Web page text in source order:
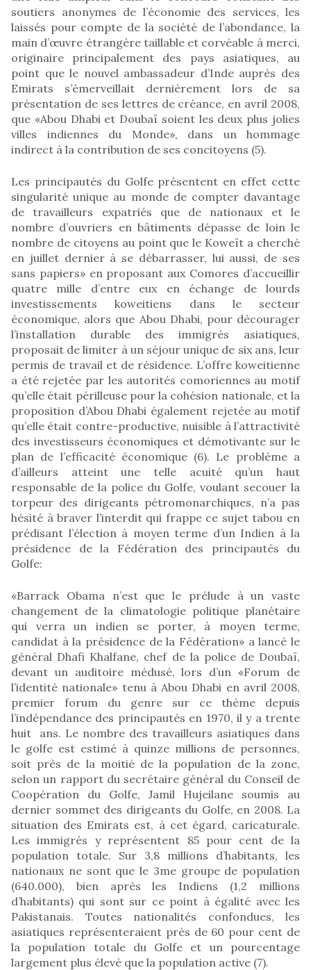
soutiers anonymes de l’économie des services, les
laissés pour compte de la société de l’abondance, la
main d’œuvre étrangère taillable et corvéable à merci,
originaire principalement des pays asiatiques, au
point que le nouvel ambassadeur d’Inde auprès des
Emirats s’émerveillait dernièrement lors de sa
présentation de ses lettres de créance, en avril 2008,
que «Abou Dhabi et Doubaï soient les deux plus jolies
villes indiennes du Monde», dans un hommage
indirect à la contribution de ses concitoyens (5).
Les principautés du Golfe présentent en effet cette
singularité unique au monde de compter davantage
de travailleurs expatriés que de nationaux et le
nombre d’ouvriers en bâtiments dépasse de loin le
nombre de citoyens au point que le Koweït a cherché
en juillet dernier à se débarrasser, lui aussi, de ses
sans papiers» en proposant aux Comores d’accueillir
quatre mille d’entre eux en échange de lourds
investissements koweitiens dans le secteur
économique, alors que Abou Dhabi, pour décourager
l’installation durable des immigrés asiatiques,
proposait de limiter à un séjour unique de six ans, leur
permis de travail et de résidence. L’offre koweitienne
a été rejetée par les autorités comoriennes au motif
qu’elle était périlleuse pour la cohésion nationale, et la
proposition d’Abou Dhabi également rejetée au motif
qu’elle était contre-productive, nuisible à l’attractivité
des investisseurs économiques et démotivante sur le
plan de l’efficacité économique (6). Le problème a
d’ailleurs atteint une telle acuité qu’un haut
responsable de la police du Golfe, voulant secouer la
torpeur des dirigeants pétromonarchiques, n’a pas
hésité à braver l’interdit qui frappe ce sujet tabou en
prédisant l’élection à moyen terme d’un Indien à la
présidence de la Fédération des principautés du
Golfe:
«Barrack Obama n’est que le prélude à un vaste
changement de la climatologie politique planétaire
qui verra un indien se porter, à moyen terme,
candidat à la présidence de la Fédération» a lancé le
général Dhafi Khalfane, chef de la police de Doubaï,
devant un auditoire médusé, lors d’un «Forum de
l’identité nationale» tenu à Abou Dhabi en avril 2008,
premier forum du genre sur ce thème depuis
l’indépendance des principautés en 1970, il y a trente
huit ans. Le nombre des travailleurs asiatiques dans
le golfe est estimé à quinze millions de personnes,
soit près de la moitié de la population de la zone,
selon un rapport du secrétaire général du Conseil de
Coopération du Golfe, Jamil Hujeilane soumis au
dernier sommet des dirigeants du Golfe, en 2008. La
situation des Emirats est, à cet égard, caricaturale.
Les immigrés y représentent 85 pour cent de la
population totale. Sur 3,8 millions d’habitants, les
nationaux ne sont que le 3me groupe de population
(640.000), bien après les Indiens (1,2 millions
d’habitants) qui sont sur ce point à égalité avec les
Pakistanais. Toutes nationalités confondues, les
asiatiques représenteraient près de 60 pour cent de
la population totale du Golfe et un pourcentage
largement plus élevé que la population active (7).